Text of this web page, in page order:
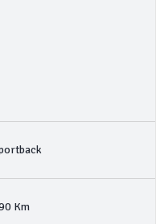
Km